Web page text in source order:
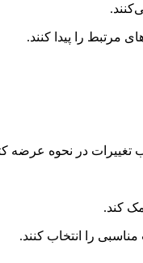
مرتبط را پیدا کنند.
تغییرات در نحوه عرضه
کند.
را انتخاب کنند.